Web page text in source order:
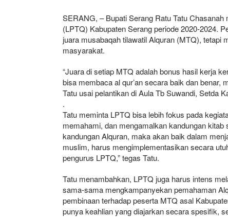
SERANG, – Bupati Serang Ratu Tatu
(LPTQ) Kabupaten Serang periode 2020-2024.
juara musabaqah tilawatil Alquran (MTQ), tetapi
masyarakat.
“Juara di setiap MTQ adalah bonus hasil kerja
bisa membaca al qur’an secara baik dan benar,
Tatu usai pelantikan di Aula Tb Suwandi, Setda
.
Tatu meminta LPTQ bisa lebih fokus pada
memahami, dan mengamalkan kandungan
kandungan Alquran, maka akan baik dalam
muslim, harus mengimplementasikan secara
pengurus LPTQ,” tegas Tatu.
Tatu menambahkan, LPTQ juga harus intens
sama-sama mengkampanyekan pemahaman
pembinaan terhadap peserta MTQ asal
punya keahlian yang diajarkan secara spesifik,